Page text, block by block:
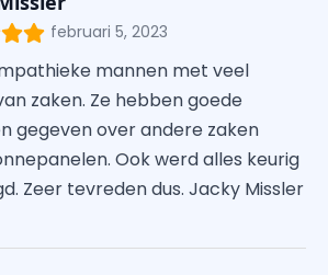
februari 5, 2023
mannen met veel
zaken. Ze hebben goede
gegeven over andere zaken
Ook werd alles keurig
Zeer tevreden dus. Jacky Missler